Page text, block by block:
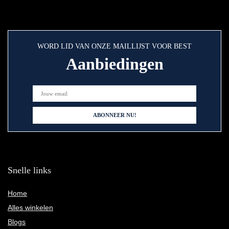
WORD LID VAN ONZE MAILLIJST VOOR BEST
Aanbiedingen
Snelle links
Home
Alles winkelen
Blogs